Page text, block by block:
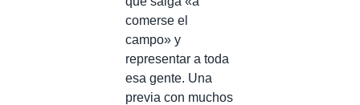
comerse el
campo» y
representar a toda
esa gente. Una
previa con muchos